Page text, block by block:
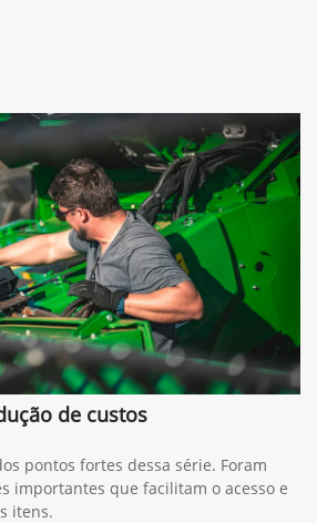
de custos
pontos fortes dessa série. Foram
importantes que facilitam o acesso e
itens.